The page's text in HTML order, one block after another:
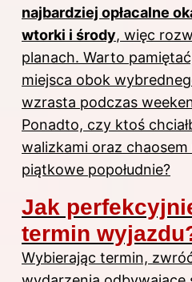
najbardziej opłacalne
wtorki i środy, więc
planach. Warto
miejsca obok
wzrasta podczas
Ponadto, czy ktoś
walizkami oraz
piątkowe popołudnie?
Jak
termin
Wybierając termin,